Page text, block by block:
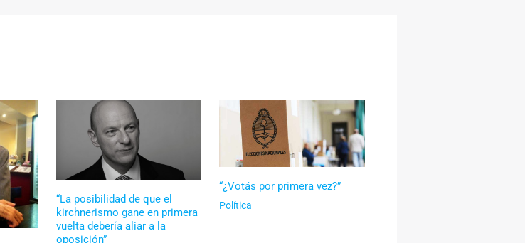
“La posibilidad de que el
kirchnerismo gane en primera
vuelta debería aliar a la
oposición”
“¿Votás por primera vez?”
Política